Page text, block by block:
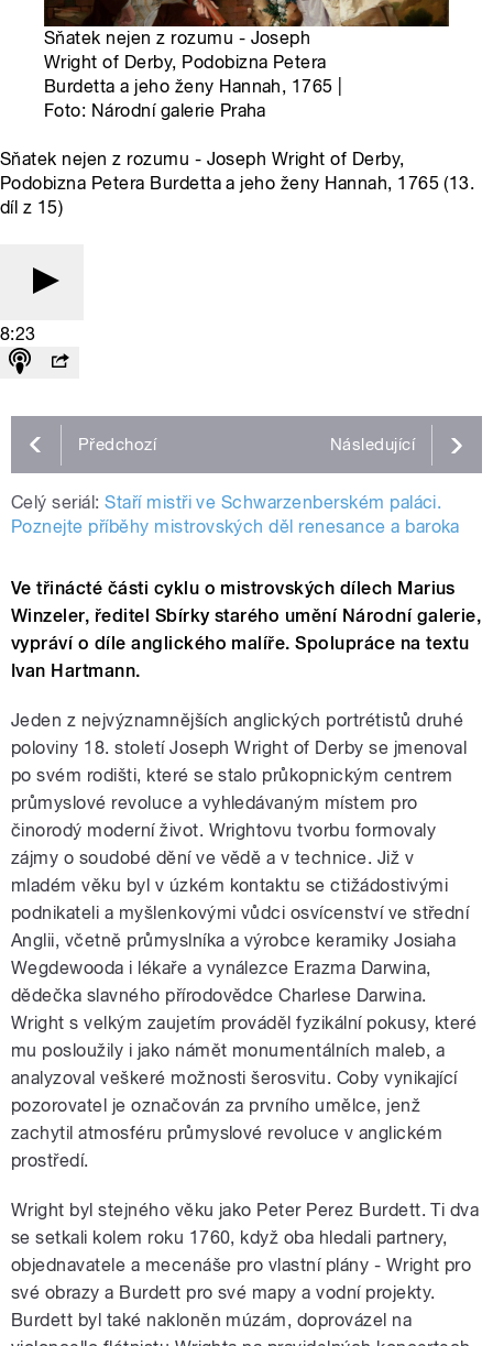
Sňatek nejen z rozumu - Joseph
Wright of Derby, Podobizna Petera
Burdetta a jeho ženy Hannah, 1765 |
Foto: Národní galerie Praha
Sňatek nejen z rozumu - Joseph Wright of Derby,
Podobizna Petera Burdetta a jeho ženy Hannah, 1765 (13.
díl z 15)
8:23
Předchozí Následující
Celý seriál: Staří mistři ve Schwarzenberském paláci.
Poznejte příběhy mistrovských děl renesance a baroka
Ve třinácté části cyklu o mistrovských dílech Marius
Winzeler, ředitel Sbírky starého umění Národní galerie,
vypráví o díle anglického malíře. Spolupráce na textu
Ivan Hartmann.
Jeden z nejvýznamnějších anglických portrétistů druhé
poloviny 18. století Joseph Wright of Derby se jmenoval
po svém rodišti, které se stalo průkopnickým centrem
průmyslové revoluce a vyhledávaným místem pro
činorodý moderní život. Wrightovu tvorbu formovaly
zájmy o soudobé dění ve vědě a v technice. Již v
mladém věku byl v úzkém kontaktu se ctižádostivými
podnikateli a myšlenkovými vůdci osvícenství ve střední
Anglii, včetně průmyslníka a výrobce keramiky Josiaha
Wegdewooda i lékaře a vynálezce Erazma Darwina,
dědečka slavného přírodovědce Charlese Darwina.
Wright s velkým zaujetím prováděl fyzikální pokusy, které
mu posloužily i jako námět monumentálních maleb, a
analyzoval veškeré možnosti šerosvitu. Coby vynikající
pozorovatel je označován za prvního umělce, jenž
zachytil atmosféru průmyslové revoluce v anglickém
prostředí.
Wright byl stejného věku jako Peter Perez Burdett. Ti dva
se setkali kolem roku 1760, když oba hledali partnery,
objednavatele a mecenáše pro vlastní plány - Wright pro
své obrazy a Burdett pro své mapy a vodní projekty.
Burdett byl také nakloněn múzám, doprovázel na